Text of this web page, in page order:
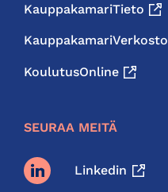
KauppakamariTieto
KauppakamariVerkosto
KoulutusOnline
SEURAA MEITÄ
Linkedin